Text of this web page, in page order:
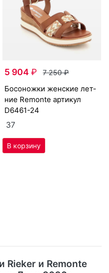
5 904₽ 7 250₽
бо­сонож­ки женс­кие лет­
ние Re­mon­te артикул
D6461-24
37
Rieker и Remonte